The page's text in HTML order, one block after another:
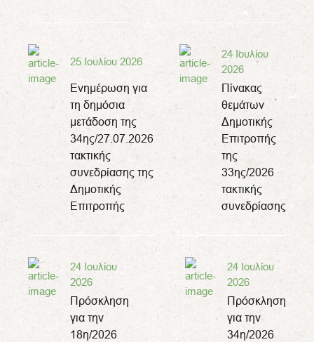
25 Ιουλίου 2026
Ενημέρωση για
τη δημόσια
μετάδοση της
34ης/27.07.2026
τακτικής
συνεδρίασης της
Δημοτικής
Επιτροπής
24 Ιουλίου
2026
Πίνακας
θεμάτων
Δημοτικής
Επιτροπής
της
33ης/2026
τακτικής
συνεδρίασης
24 Ιουλίου
2026
Πρόσκληση
για την
18η/2026
24 Ιουλίου
2026
Πρόσκληση
για την
34η/2026